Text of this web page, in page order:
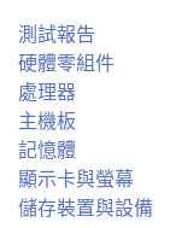
測試報告
硬體零組件
處理器
主機板
記憶體
顯示卡與螢幕
儲存裝置與設備